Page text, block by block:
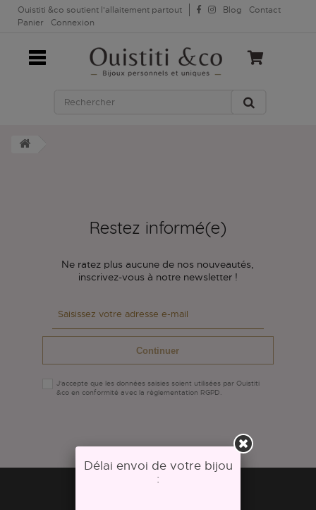
Ouistiti &co soutient l'allaitement partout Blog
Contact
Panier
Connexion
Restez informé(e)
Ne ratez plus aucune de nos nouveautés,
inscrivez-vous à notre newsletter !
Continuer
J'accepte que les données saisies soient utilisées par Ouistiti
&co en conformité avec la règlementation RGPD.
Délai envoi de votre bijou
: